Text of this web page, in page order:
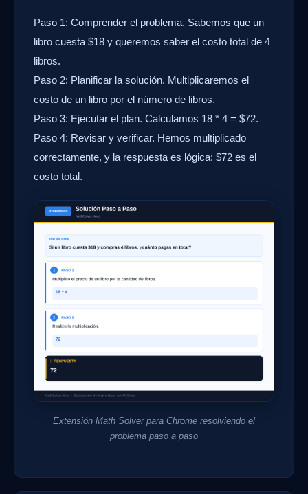
Paso 1: Comprender el problema. Sabemos que un
libro cuesta $18 y queremos saber el costo total de 4
libros.
Paso 2: Planificar la solución. Multiplicaremos el
costo de un libro por el número de libros.
Paso 3: Ejecutar el plan. Calculamos 18 * 4 = $72.
Paso 4: Revisar y verificar. Hemos multiplicado
correctamente, y la respuesta es lógica: $72 es el
costo total.
Extensión Math Solver para Chrome resolviendo el
problema paso a paso